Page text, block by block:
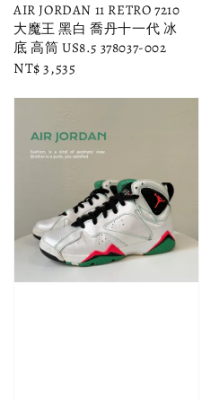
AIR JORDAN 11 RETRO 7210
大魔王 黑白 喬丹十一代 冰
底 高筒 US8.5 378037-002
Regular
NT$ 3,535